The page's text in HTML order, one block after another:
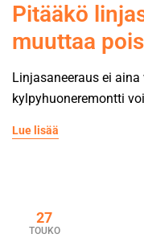
Pitääkö
muuttaa
Linjasaneeraus ei
kylpyhuoneremontti
Lue lisää
27
TOUKO